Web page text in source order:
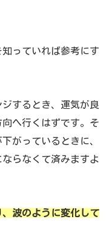
っていれば参考にす
するとき、運気が良
へ行くはずです。そ
がっているときに、
らなくて済みますよ
波のように変化して